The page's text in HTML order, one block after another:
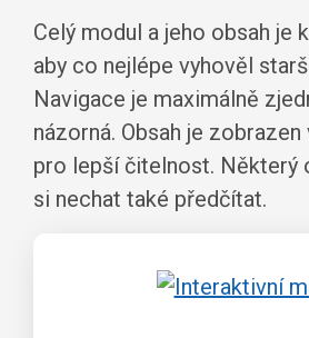
Celý modul a jeho obsah je
aby co nejlépe vyhověl
Navigace je maximálně
názorná. Obsah je
pro lepší čitelnost. Některý
si nechat také předčítat.